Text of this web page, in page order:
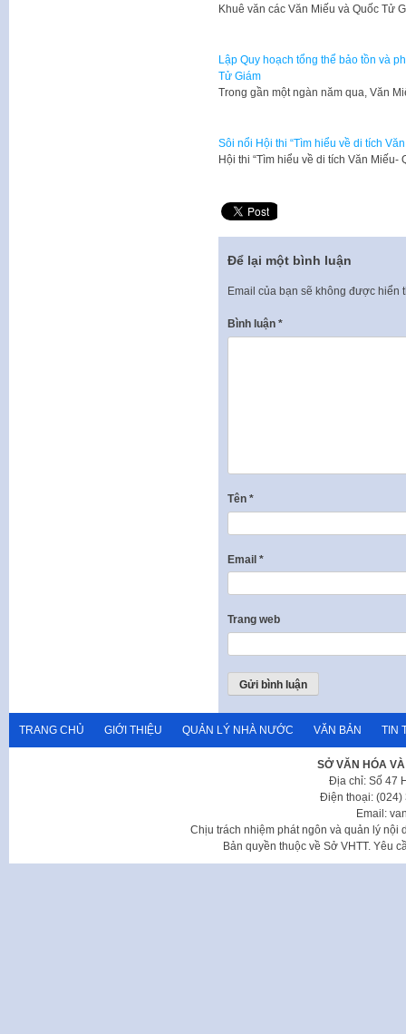
Khuê văn các Văn Miếu và Quốc Tử
Lập Quy hoạch tổng thể bảo tồn và
Tử Giám
Trong gần một ngàn năm qua, Văn
Sôi nổi Hội thi “Tìm hiểu về di tích
Hội thi “Tìm hiểu về di tích Văn
Để lại một bình luận
Email của bạn sẽ không được hiển
Bình luận *
Tên *
Email *
Trang web
TRANG CHỦ GIỚI THIỆU QUẢN LÝ NHÀ NƯỚC VĂN BẢN TIN
SỞ VĂN HÓA
Địa chỉ: Số 47
Điện thoại: (024)
Email:
Chịu trách nhiệm phát ngôn và quản lý nội
Bản quyền thuộc về Sở VHTT. Yêu